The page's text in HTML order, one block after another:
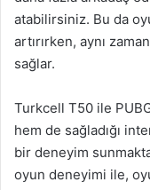
atabilirsiniz. Bu da
artırırken, aynı
sağlar.
Turkcell T50 ile
hem de sağladığı
bir deneyim
oyun deneyimi ile,